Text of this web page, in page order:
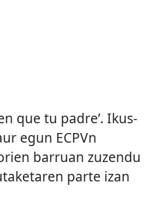
que tu padre’. Ikus-
egun ECPVn
barruan zuzendu
parte izan